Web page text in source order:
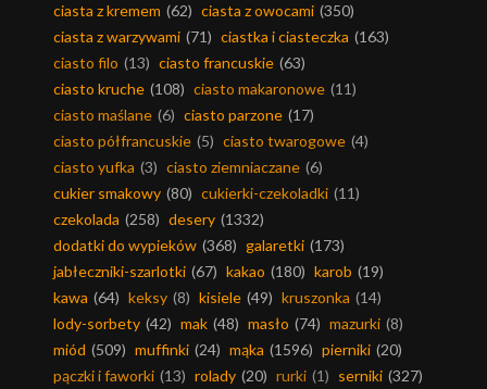
ciasta z kremem (62) ciasta z owocami (350)
ciasta z warzywami (71) ciastka i ciasteczka (163)
ciasto filo (13) ciasto francuskie (63)
ciasto kruche (108) ciasto makaronowe (11)
ciasto maślane (6) ciasto parzone (17)
ciasto półfrancuskie (5) ciasto twarogowe (4)
ciasto yufka (3) ciasto ziemniaczane (6)
cukier smakowy (80) cukierki-czekoladki (11)
czekolada (258) desery (1332)
dodatki do wypieków (368) galaretki (173)
jabłeczniki-szarlotki (67) kakao (180) karob (19)
kawa (64) keksy (8) kisiele (49) kruszonka (14)
lody-sorbety (42) mak (48) masło (74) mazurki (8)
miód (509) muffinki (24) mąka (1596) pierniki (20)
pączki i faworki (13) rolady (20) rurki (1) serniki (327)